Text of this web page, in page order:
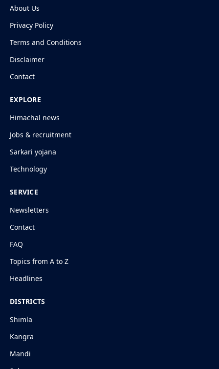
About Us
Privacy Policy
Terms and Conditions
Disclaimer
Contact
EXPLORE
Himachal news
Jobs & recruitment
Sarkari yojana
Technology
SERVICE
Newsletters
Contact
FAQ
Topics from A to Z
Headlines
DISTRICTS
Shimla
Kangra
Mandi